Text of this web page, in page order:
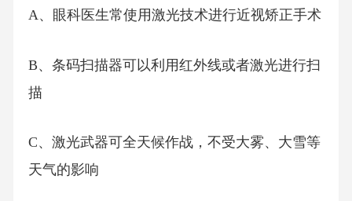
A、眼科医生常使用激光技术进行近视矫正手术
B、条码扫描器可以利用红外线或者激光进行扫
描
C、激光武器可全天候作战，不受大雾、大雪等
天气的影响